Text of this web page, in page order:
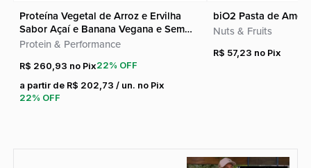
Proteína Vegetal de Arroz e Ervilha
Sabor Açaí e Banana Vegana e Sem
Glúten biO2 908 g
Protein & Performance
R$ 260,93
22% OFF
a partir de R$ 202,73 / un. no Pix
22% OFF
biO2 Pasta de
Nuts & Fruits
R$ 57,23